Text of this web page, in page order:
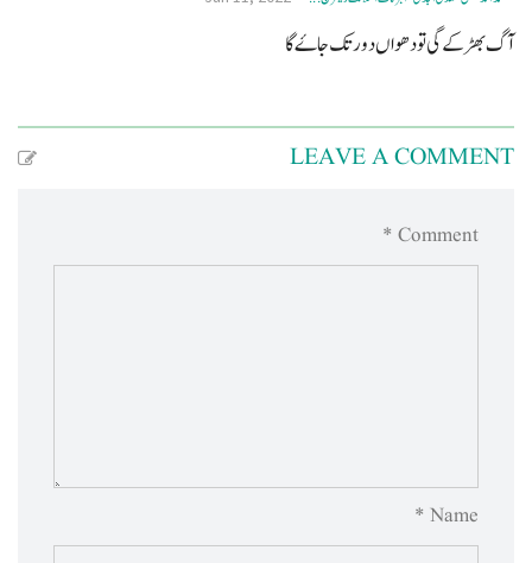
آگ بھڑکے گی تو دھواں دور تک جاۓ گا
LEAVE A COMMENT
Comment *
Name *